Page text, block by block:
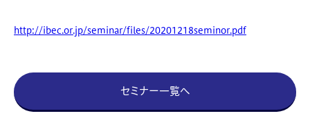
http://ibec.or.jp/seminar/files/20201218seminor.pdf
セミナー一覧へ